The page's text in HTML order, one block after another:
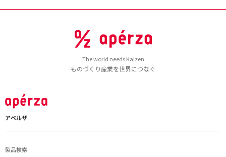
The world needs Kaizen
ものづくり産業を世界につなぐ
アペルザ
製品検索